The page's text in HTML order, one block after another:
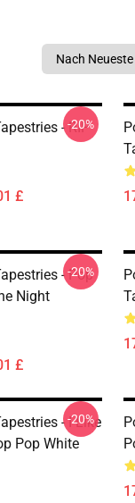
- RIP
£
-20%
- Pop
Night
£
-20%
- I Like
Pop White
-20%